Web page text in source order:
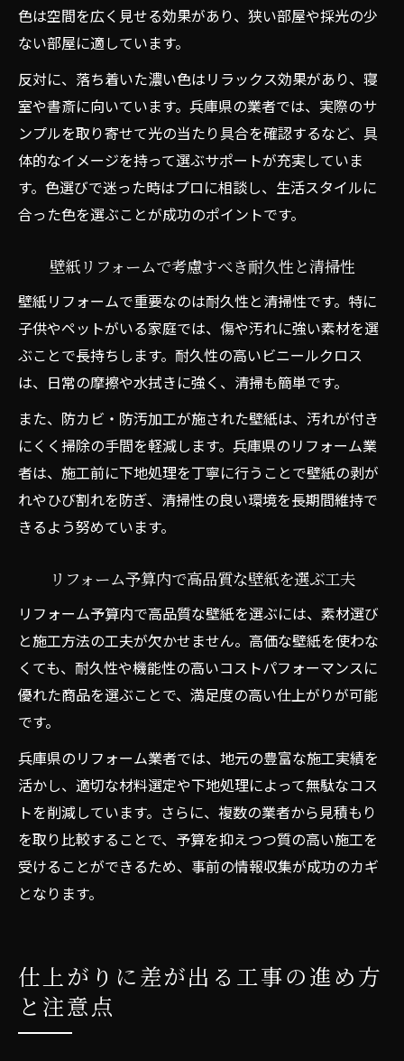
色は空間を広く見せる効果があり、狭い部屋や採光の少
ない部屋に適しています。
反対に、落ち着いた濃い色はリラックス効果があり、寝
室や書斎に向いています。兵庫県の業者では、実際のサ
ンプルを取り寄せて光の当たり具合を確認するなど、具
体的なイメージを持って選ぶサポートが充実していま
す。色選びで迷った時はプロに相談し、生活スタイルに
合った色を選ぶことが成功のポイントです。
壁紙リフォームで考慮すべき耐久性と清掃性
壁紙リフォームで重要なのは耐久性と清掃性です。特に
子供やペットがいる家庭では、傷や汚れに強い素材を選
ぶことで長持ちします。耐久性の高いビニールクロス
は、日常の摩擦や水拭きに強く、清掃も簡単です。
また、防カビ・防汚加工が施された壁紙は、汚れが付き
にくく掃除の手間を軽減します。兵庫県のリフォーム業
者は、施工前に下地処理を丁寧に行うことで壁紙の剥が
れやひび割れを防ぎ、清掃性の良い環境を長期間維持で
きるよう努めています。
リフォーム予算内で高品質な壁紙を選ぶ工夫
リフォーム予算内で高品質な壁紙を選ぶには、素材選び
と施工方法の工夫が欠かせません。高価な壁紙を使わな
くても、耐久性や機能性の高いコストパフォーマンスに
優れた商品を選ぶことで、満足度の高い仕上がりが可能
です。
兵庫県のリフォーム業者では、地元の豊富な施工実績を
活かし、適切な材料選定や下地処理によって無駄なコス
トを削減しています。さらに、複数の業者から見積もり
を取り比較することで、予算を抑えつつ質の高い施工を
受けることができるため、事前の情報収集が成功のカギ
となります。
仕上がりに差が出る工事の進め方
と注意点